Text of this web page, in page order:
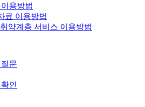
용방법
료 이용방법
약계층 서비스 이용방법
문
인